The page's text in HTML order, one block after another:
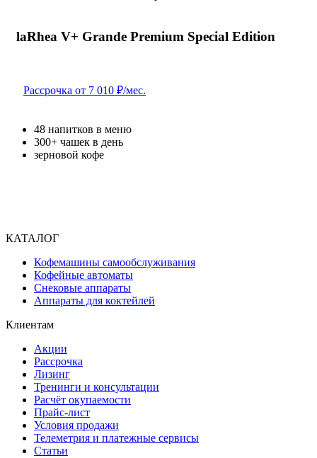
laRhea V+ Grande Premium Special Edition
Рассрочка от 7 010 ₽/мес.
48 напитков в меню
300+ чашек в день
зерновой кофе
КАТАЛОГ
Кофемашины самообслуживания
Кофейные автоматы
Снековые аппараты
Аппараты для коктейлей
Клиентам
Акции
Рассрочка
Лизинг
Тренинги и консультации
Расчёт окупаемости
Прайс-лист
Условия продажи
Телеметрия и платежные сервисы
Статьи